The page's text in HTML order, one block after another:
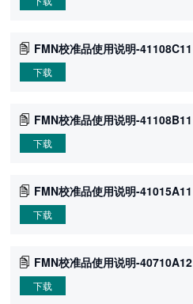
FMN校准品使用说明-41108C11
下载
FMN校准品使用说明-41108B11
下载
FMN校准品使用说明-41015A11
下载
FMN校准品使用说明-40710A12
下载